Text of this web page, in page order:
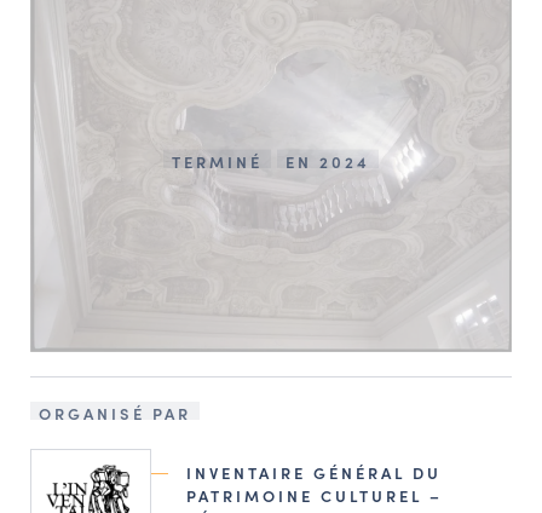
TERMINÉ EN 2024
ORGANISÉ PAR
INVENTAIRE GÉNÉRAL DU
PATRIMOINE CULTUREL –